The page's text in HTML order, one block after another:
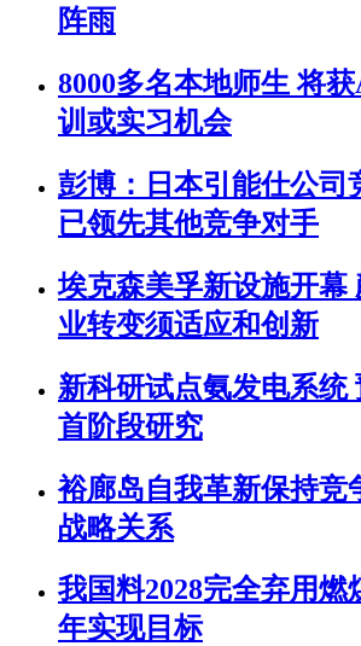
阵雨
8000多名本地师生 将
训或实习机会
彭博：日本引能仕公司
已领先其他竞争对手
埃克森美孚新设施开幕
业转变须适应和创新
新科研试点氨发电系统
首阶段研究
裕廊岛自我革新保持竞
战略关系
我国料2028完全弃用燃
年实现目标